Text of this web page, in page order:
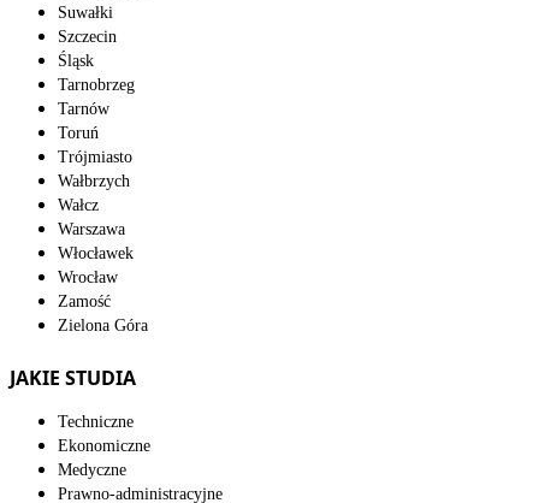
Suwałki
Szczecin
Śląsk
Tarnobrzeg
Tarnów
Toruń
Trójmiasto
Wałbrzych
Wałcz
Warszawa
Włocławek
Wrocław
Zamość
Zielona Góra
JAKIE STUDIA
Techniczne
Ekonomiczne
Medyczne
Prawno-administracyjne